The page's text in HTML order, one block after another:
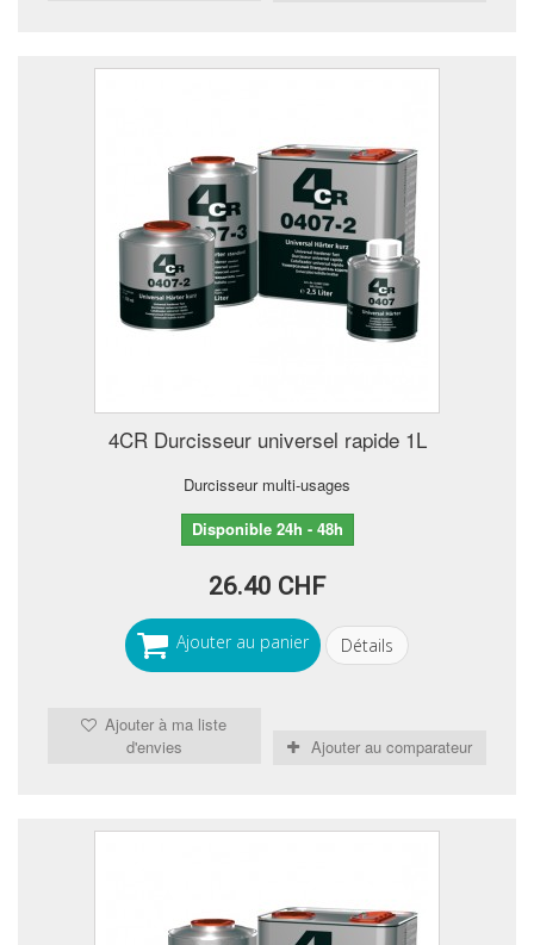
4CR Durcisseur universel rapide 1L
Durcisseur multi-usages
Disponible 24h - 48h
26.40 CHF
Ajouter au panier Détails
Ajouter à ma liste
d'envies
Ajouter au comparateur